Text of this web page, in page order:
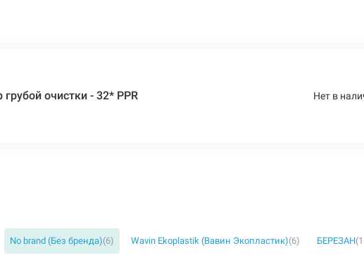
грубой очистки - 32* PPR Нет в
No brand (Без бренда)(6) Wavin Ekoplastik (Вавин Экопластик)(6) БЕРЕЗАН